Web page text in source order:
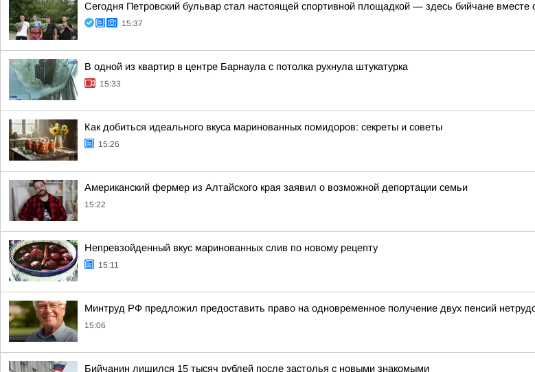
Сегодня Петровский бульвар стал настоящей спортивной площадкой — здесь бийчане вместе
15:37
В одной из квартир в центре Барнаула с потолка рухнула штукатурка
15:33
Как добиться идеального вкуса маринованных помидоров: секреты и советы
15:26
Американский фермер из Алтайского края заявил о возможной депортации семьи
15:22
Непревзойденный вкус маринованных слив по новому рецепту
15:11
Минтруд РФ предложил предоставить право на одновременное получение двух пенсий
15:06
Бийчанин лишился 15 тысяч рублей после застолья с новыми знакомыми